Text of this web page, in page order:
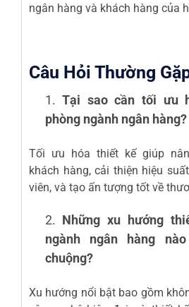
ngân hàng và khách hàng của
Câu Hỏi Thường
Tại sao cần tối ưu
phòng ngành ngân hàng?
Tối ưu hóa thiết kế giúp
khách hàng, cải thiện hiệu
viên, và tạo ấn tượng tốt về
Những xu hướng
ngành ngân hàng
chuộng?
Xu hướng nổi bật bao gồm